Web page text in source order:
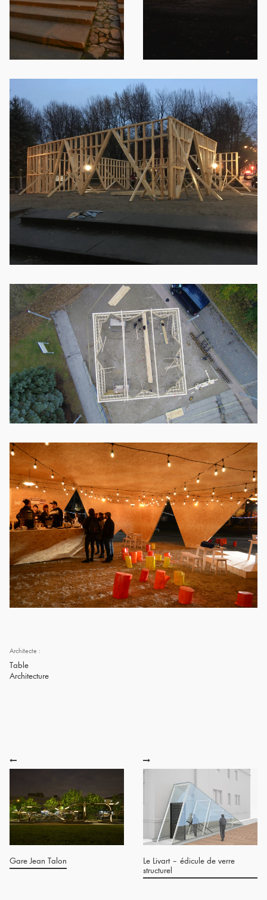
Architecte :
Table
Architecture
Gare Jean Talon
Le Livart – édicule de verre
structurel